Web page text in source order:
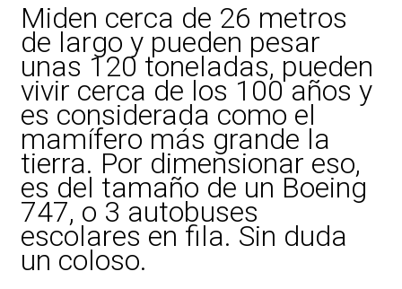
Miden cerca de 26 metros
de largo y pueden pesar
unas 120 toneladas, pueden
vivir cerca de los 100 años y
es considerada como el
mamífero más grande la
tierra. Por dimensionar eso,
es del tamaño de un Boeing
747, o 3 autobuses
escolares en fila. Sin duda
un coloso.